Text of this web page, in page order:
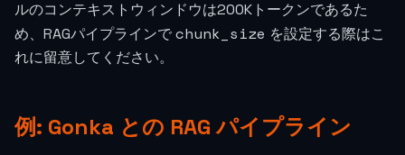
ルのコンテキストウィンドウは200Kトークンであるた
め、RAGパイプラインでchunk_size を設定する際はこ
れに留意してください。
例: Gonka との RAG パイプライン